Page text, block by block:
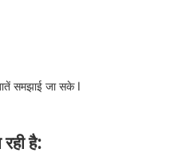
समझाई जा सके l
है: